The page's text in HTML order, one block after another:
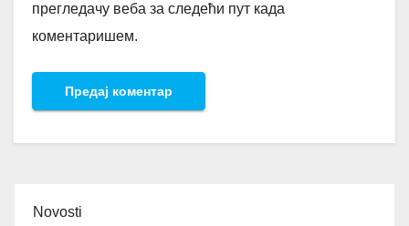
прегледачу веба за следећи пут када
коментаришем.
Novosti